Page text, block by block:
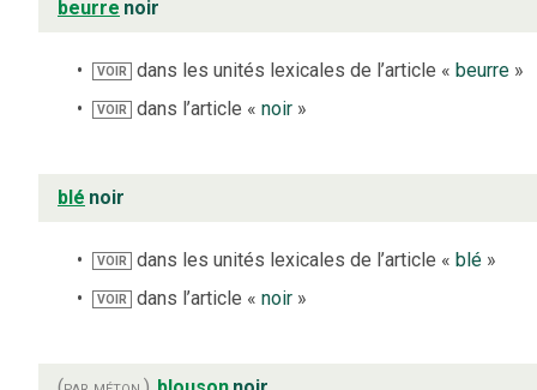
beurre noir
VOIR dans les unités lexicales de l’article «beurre »
VOIR dans l’article «noir »
blé noir
VOIR dans les unités lexicales de l’article «blé »
VOIR dans l’article «noir »